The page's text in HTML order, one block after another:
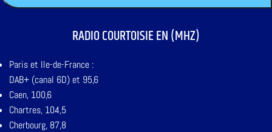
RADIO COURTOISIE EN (MHZ)
Paris et Ile-de-France :
DAB+ (canal 6D) et 95,6
Caen, 100,6
Chartres, 104,5
Cherbourg, 87,8